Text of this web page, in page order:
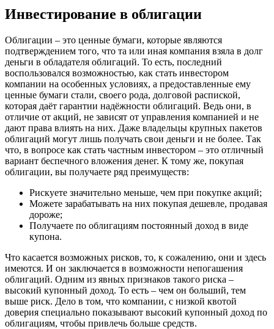
Инвестирование в облигации
Облигации – это ценные бумаги, которые являются
подтверждением того, что та или иная компания взяла в долг
деньги в обладателя облигаций. То есть, последний
воспользовался возможностью, как стать инвестором
компании на особенных условиях, а предоставленные ему
ценные бумаги стали, своего рода, долговой распиской,
которая даёт гарантии надёжности облигаций. Ведь они, в
отличие от акций, не зависят от управления компанией и не
дают права влиять на них. Даже владельцы крупных пакетов
облигаций могут лишь получать свои деньги и не более. Так
что, в вопросе как стать частным инвестором – это отличный
вариант беспечного вложения денег. К тому же, покупая
облигации, вы получаете ряд преимуществ:
Рискуете значительно меньше, чем при покупке акций;
Можете зарабатывать на них покупая дешевле, продавая
дороже;
Получаете по облигациям постоянный доход в виде
купона.
Что касается возможных рисков, то, к сожалению, они и здесь
имеются. И он заключается в возможности непогашения
облигаций. Одним из явных признаков такого риска –
высокий купонный доход. То есть – чем он больший, тем
выше риск. Дело в том, что компании, с низкой квотой
доверия специально показывают высокий купонный доход по
облигациям, чтобы привлечь больше средств.